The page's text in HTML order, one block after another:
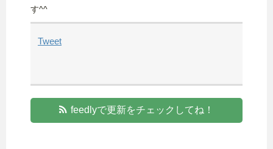
す^^
Tweet
feedlyで更新をチェックしてね！